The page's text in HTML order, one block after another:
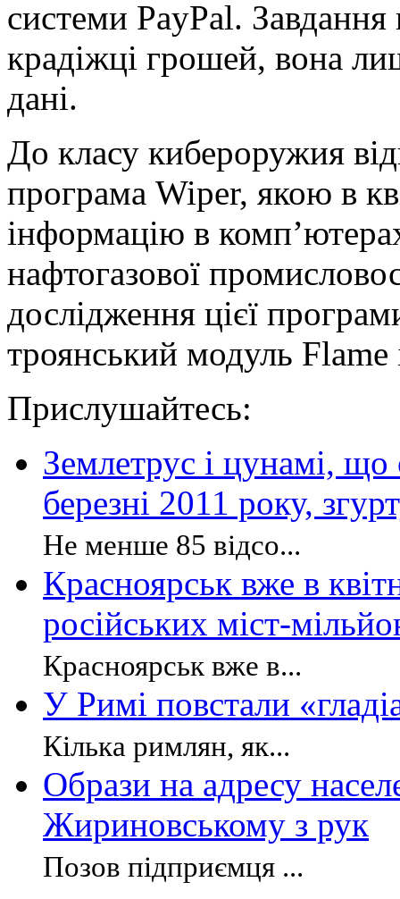
системи PayPal.
крадіжці грошей, вона
дані.
До класу кибероружия
програма Wiper, якою в
інформацію в
нафтогазової
дослідження цієї
троянський модуль Flame
Прислушайтесь:
Землетрус і цунамі,
березні 2011 року,
Не менше 85 відсо...
Красноярськ вже в
російських міст-
Красноярськ вже в...
У Римі повстали
Кілька римлян, як...
Образи на адресу
Жириновському з рук
Позов підприємця ...